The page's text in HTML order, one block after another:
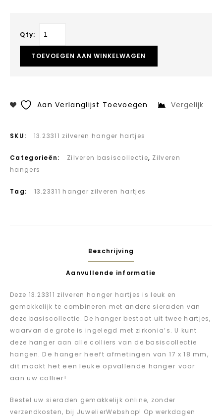
Qty:
TOEVOEGEN AAN WINKELWAGEN
Aan Verlanglijst Toevoegen Vergelijk
SKU: 13.23311 zilveren hanger hartjes
Categorieën: Zilveren basiscollectie, Zilveren
hangers
Tag: 13.23311 hanger zilveren hartjes
Beschrijving
Aanvullende informatie
Deze 13.23311 zilveren hanger hartjes is leuk en
gemakkelijk te combineren met andere sieraden van
deze basiscollectie. De hanger bestaat uit twee hartjes,
waarvan de grote is ingelegd met zirkonia’s. U kunt
deze hanger aan alle colliers van de basiscollectie
hangen. De hanger heeft afmetingen van 17 x 18 mm,
dit maakt het een leuke opvallende hanger voor
aan uw collier!
Bestel uw sieraden gemakkelijk online, zonder
verzendkosten, bij JuwelierWebshop! Op werkdagen